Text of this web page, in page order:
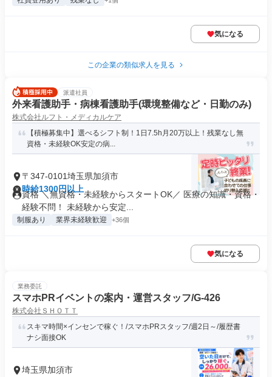
気になる
この企業の類似求人を見る
派遣社員
外来看護助手・病棟看護助手(環境整備など・日勤のみ)
株式会社ルフト・メディカルケア
【積極募集中】選べるシフト制！1日7.5h月20万以上！残業なし無
資格・未経験OK安定の病...
〒347-0101埼玉県加須市
時給1300円以上
資格 ＼無資格・未経験からスタートOK／ 医療の知識・資格・
経験不問！ 未経験から安定...
制服あり 業界未経験歓迎 +36個
気になる
業務委託
スマホPRイベントの案内・運営スタッフ/G-426
株式会社ＳＨＯＴＴ
スキマ時間×インセンで稼ぐ！/スマホPRスタッフ/週2日～/履歴書
ナシ面接OK
埼玉県加須市